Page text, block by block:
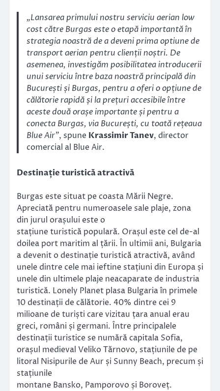
„Lansarea primului nostru serviciu aerian low
cost către Burgas este o etapă importantă în
strategia noastră de a deveni prima optiune de
transport aerian pentru clienții noștri. De
asemenea, investigăm posibilitatea introducerii
unui serviciu între baza noastră principală din
București și Burgas, pentru a oferi o opțiune de
călătorie rapidă și la prețuri accesibile între
aceste două orașe importante și pentru a
conecta Burgas, via București, cu toată rețeaua
Blue Air”, spune Krassimir Tanev, director
comercial al Blue Air.
Destinație turistică atractivă
Burgas este situat pe coasta Mării Negre.
Apreciată pentru numeroasele sale plaje, zona
din jurul orașului este o
stațiune turistică populară. Orașul este cel de-al
doilea port maritim al țării. În ultimii ani, Bulgaria
a devenit o destinație turistică atractivă, având
unele dintre cele mai ieftine stațiuni din Europa și
unele din ultimele plaje neacaparate de industria
turistică. Lonely Planet plasa Bulgaria în primele
10 destinații de călătorie. 40% dintre cei 9
milioane de turiști care vizitau țara anual erau
greci, români și germani. Între principalele
destinații turistice se numără capitala Sofia,
orașul medieval Veliko Tărnovo, stațiunile de pe
litoral Nisipurile de Aur și Sunny Beach, precum și
stațiunile
montane Bansko, Pamporovo și Boroveț.